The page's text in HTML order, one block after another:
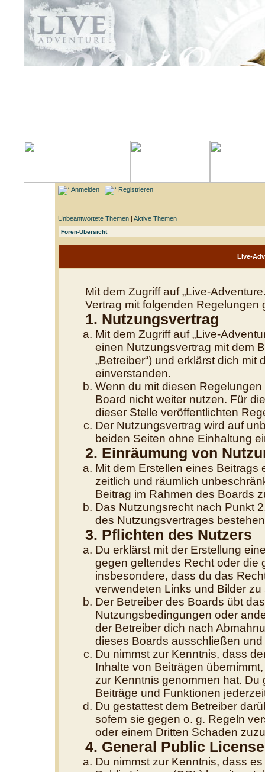
Anmelden Registrieren
Unbeantwortete Themen | Aktive Themen
Foren-Übersicht
Live-
Mit dem Zugriff auf „Live-
Vertrag mit folgenden Regelungen
1. Nutzungsvertrag
Mit dem Zugriff auf „Live-
einen Nutzungsvertrag mit dem
„Betreiber“) und erklärst dich
einverstanden.
Wenn du mit diesen
Board nicht weiter nutzen. Für
dieser Stelle veröffentlichten
Der Nutzungsvertrag wird auf
beiden Seiten ohne Einhaltung
2. Einräumung von
Mit dem Erstellen eines Beitrags
zeitlich und räumlich
Beitrag im Rahmen des Boards
Das Nutzungsrecht nach Punkt
des Nutzungsvertrages
3. Pflichten des Nutzers
Du erklärst mit der Erstellung
gegen geltendes Recht oder die
insbesondere, dass du das
verwendeten Links und Bilder
Der Betreiber des Boards übt
Nutzungsbedingungen oder
der Betreiber dich nach
dieses Boards ausschließen
Du nimmst zur Kenntnis, dass
Inhalte von Beiträgen
zur Kenntnis genommen hat.
Beiträge und Funktionen
Du gestattest dem Betreiber
sofern sie gegen o. g. Regeln
oder einem Dritten Schaden
4. General Public License
Du nimmst zur Kenntnis, dass